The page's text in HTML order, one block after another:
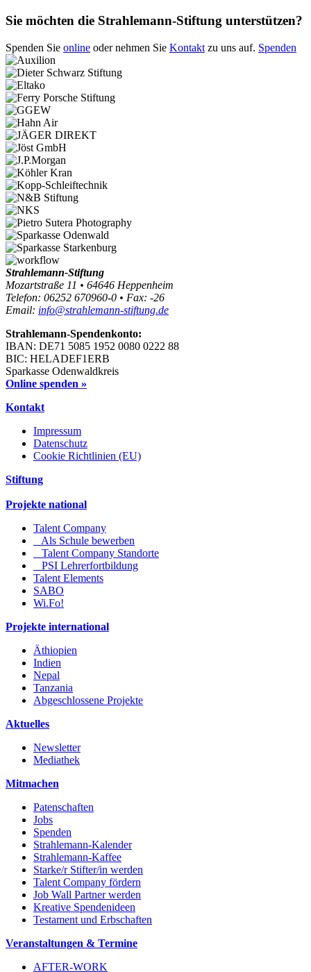
Sie möchten die Strahlemann-Stiftung unterstützen?
Spenden Sie online oder nehmen Sie Kontakt zu uns auf. Spenden
Strahlemann-Stiftung
Mozartstraße 11 • 64646 Heppenheim
Telefon: 06252 670960-0 • Fax: -26
Email: info@strahlemann-stiftung.de
Strahlemann-Spendenkonto:
IBAN: DE71 5085 1952 0080 0222 88
BIC: HELADEF1ERB
Sparkasse Odenwaldkreis
Online spenden »
Kontakt
Impressum
Datenschutz
Cookie Richtlinien (EU)
Stiftung
Projekte national
Talent Company
Als Schule bewerben
Talent Company Standorte
PSI Lehrerfortbildung
Talent Elements
SABO
Wi.Fo!
Projekte international
Äthiopien
Indien
Nepal
Tanzania
Abgeschlossene Projekte
Aktuelles
Newsletter
Mediathek
Mitmachen
Patenschaften
Jobs
Spenden
Strahlemann-Kalender
Strahlemann-Kaffee
Starke/r Stifter/in werden
Talent Company fördern
Job Wall Partner werden
Kreative Spendenideen
Testament und Erbschaften
Veranstaltungen & Termine
AFTER-WORK